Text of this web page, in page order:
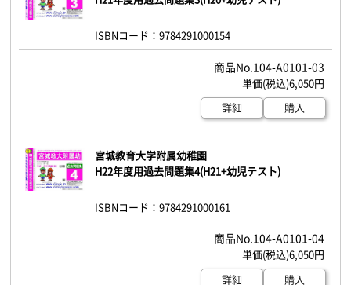
ISBNコード：9784291000154
104-A0101-03
6,050円
詳細
購入
宮城教育大学附属幼稚園
H22年度用過去問題集4(H21+幼児テスト)
ISBNコード：9784291000161
104-A0101-04
6,050円
詳細
購入